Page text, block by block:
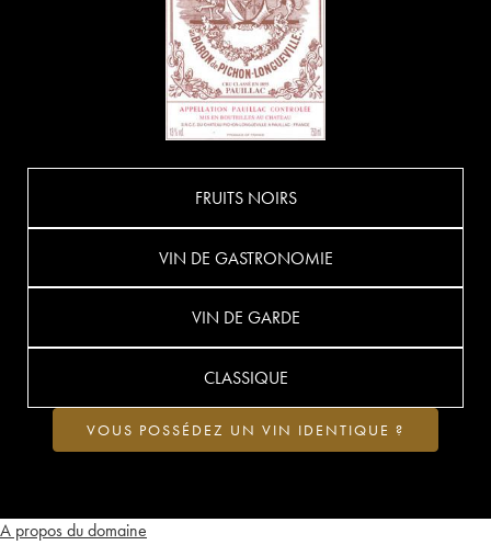
A propos du domaine
FRUITS NOIRS
VIN DE GASTRONOMIE
VIN DE GARDE
CLASSIQUE
VOUS POSSÉDEZ UN VIN IDENTIQUE ?